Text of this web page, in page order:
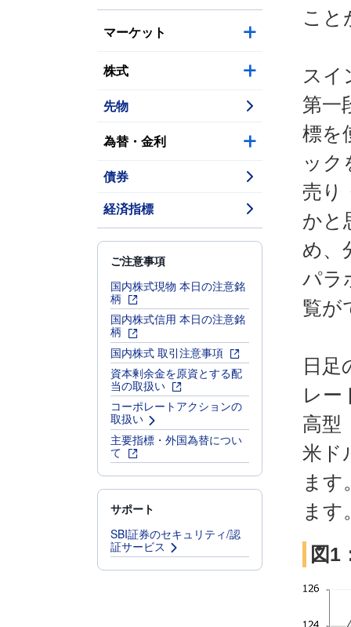
マーケット
株式
先物
為替・金利
債券
経済指標
ご注意事項
国内株式現物 本日の注意銘
柄
国内株式信用 本日の注意銘
柄
国内株式 取引注意事項
資本剰余金を原資とする配
当の取扱い
コーポレートアクションの
取扱い
主要指標・外国為替につい
て
サポート
SBI証券のセキュリティ/認
証サービス
こと
スイ
第一
標を
ック
売り
かと
め、
パラ
覧が
日
レー
高型
米ド
ます
ます
図1